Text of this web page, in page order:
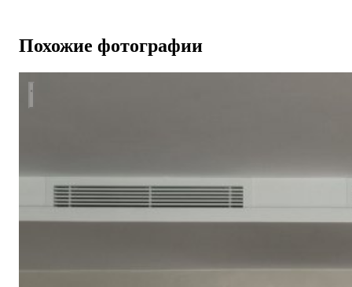
Похожие фотографии
Парижский стиль